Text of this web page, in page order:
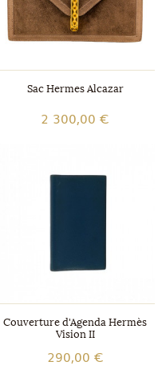
Sac Hermes Alcazar
2 300,00 €
Couverture d'Agenda Hermès
Vision II
290,00 €